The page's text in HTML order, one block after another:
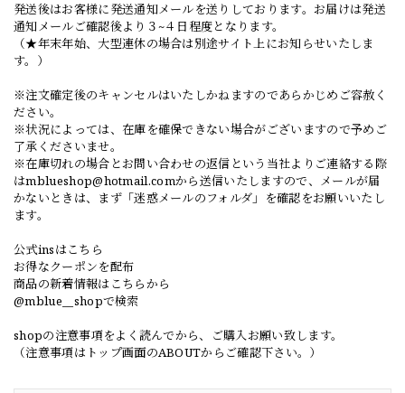
発送後はお客様に発送通知メールを送りしております。お届けは発送
通知メールご確認後より３~４日程度となります。
（★年末年始、大型連休の場合は別途サイト上にお知らせいたしま
す。）
※注文確定後のキャンセルはいたしかねますのであらかじめご容赦く
ださい。
※状況によっては、在庫を確保できない場合がございますので予めご
了承くださいませ。
※在庫切れの場合とお問い合わせの返信という当社よりご連絡する際
はmblueshop@hotmail.comから送信いたしますので、メールが届
かないときは、まず「迷惑メールのフォルダ」を確認をお願いいたし
ます。
公式insはこちら
お得なクーポンを配布
商品の新着情報はこちらから
@mblue__shopで検索
shopの注意事項をよく読んでから、ご購入お願い致します。
（注意事項はトップ画面のABOUTからご確認下さい。）